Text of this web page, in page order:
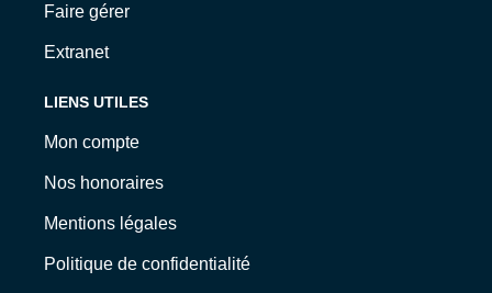
Faire gérer
Extranet
LIENS UTILES
Mon compte
Nos honoraires
Mentions légales
Politique de confidentialité